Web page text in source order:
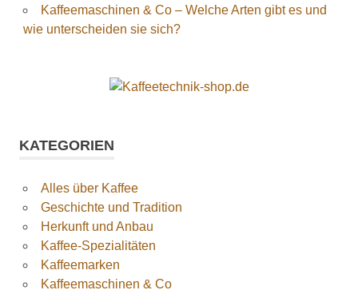
Kaffeemaschinen & Co – Welche Arten gibt es und
wie unterscheiden sie sich?
KATEGORIEN
Alles über Kaffee
Geschichte und Tradition
Herkunft und Anbau
Kaffee-Spezialitäten
Kaffeemarken
Kaffeemaschinen & Co